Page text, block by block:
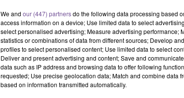
27 avril 2025
MOBILISATION POUR LA RÉOUVERTURE
DE LA LIGNE ANGOULÊME-LIMOGES
25
LMS :
We and our (447) partnersdo the following data processing based
access information on a device; Use limited data to select
select personalised advertising; Measure advertising
statistics or combinations of data from different sources; Develop
profiles to select personalised content; Use limited data to select
Deliver and present advertising and content; Save and
data such as IP address and browsing data to offer following
requested; Use precise geolocation data; Match and combine data
based on information transmitted automatically.